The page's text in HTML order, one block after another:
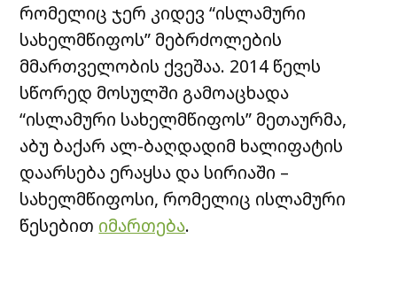
რომელიც ჯერ კიდევ “ისლამური
სახელმწიფოს” მებრძოლების
მმართველობის ქვეშაა. 2014 წელს
სწორედ მოსულში გამოაცხადა
“ისლამური სახელმწიფოს” მეთაურმა,
აბუ ბაქარ ალ-ბაღდადიმ ხალიფატის
დაარსება ერაყსა და სირიაში –
სახელმწიფოსი, რომელიც ისლამური
წესებით იმართება.